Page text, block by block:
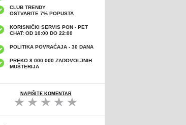
CLUB TRENDY
OSTVARITE 7% POPUSTA
KORISNIČKI SERVIS PON - PET
CHAT: OD 10:00 DO 22:00
POLITIKA POVRAĆAJA - 30 DANA
PREKO 8.000.000 ZADOVOLJNIH
MUŠTERIJA
NAPIŠITE KOMENTAR